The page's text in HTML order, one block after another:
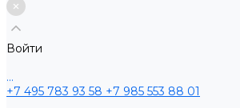
Войти
...
+7 495 783 93 58 +7 985 553 88 01